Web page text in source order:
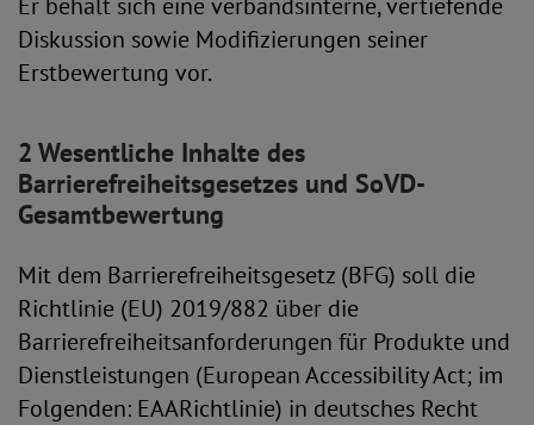
Diskussion sowie Modifizierungen seiner
Erstbewertung vor.
2 Wesentliche Inhalte des
Barrierefreiheitsgesetzes und SoVD-
Gesamtbewertung
Mit dem Barrierefreiheitsgesetz (BFG) soll die
Richtlinie (EU) 2019/882 über die
Barrierefreiheitsanforderungen für Produkte und
Dienstleistungen (European Accessibility Act; im
Folgenden: EAARichtlinie) in deutsches Recht